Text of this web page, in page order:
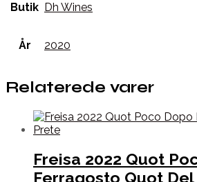
Butik Dh Wines
År 2020
Relaterede varer
Freisa 2022 Quot
Ferragosto Quot